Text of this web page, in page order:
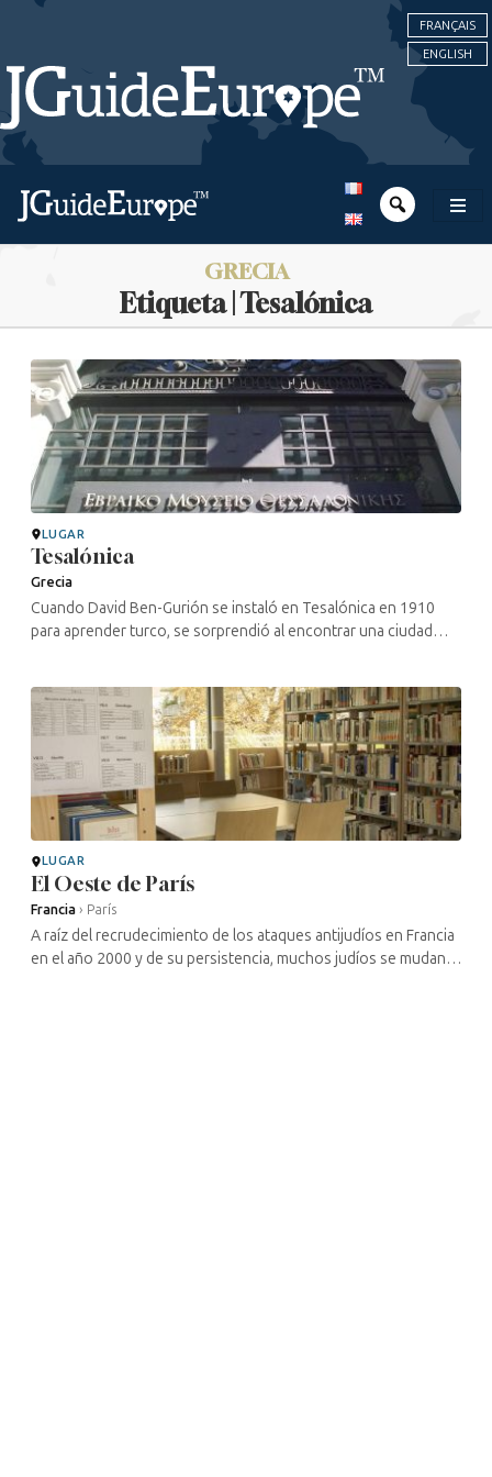
FRANÇAIS
ENGLISH
GRECIA
Etiqueta | Tesalónica
LUGAR
Tesalónica
Grecia
Cuando David Ben-Gurión se instaló en Tesalónica en 1910
para aprender turco, se sorprendió al encontrar una ciudad
LUGAR
El Oeste de París
Francia › París
A raíz del recrudecimiento de los ataques antijudíos en Francia
en el año 2000 y de su persistencia, muchos judíos se mudan,